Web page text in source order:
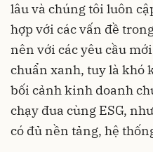
lâu và chúng tôi luôn
hợp với các vấn đề
nên với các yêu cầu
chuẩn xanh, tuy là khó
bối cảnh kinh doanh
chạy đua cùng ESG,
có đủ nền tảng, hệ